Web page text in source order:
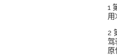
1
用
2
驾
原